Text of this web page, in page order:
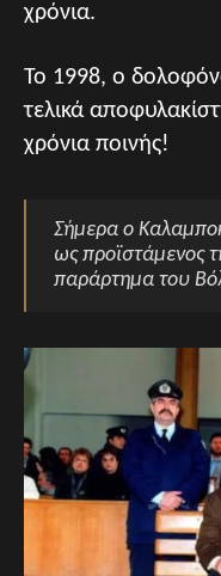
χρόνια.
Το 1998, ο
τελικά
χρόνια ποινής!
Σήμερα ο
ως προϊστάμενος
παράρτημα του